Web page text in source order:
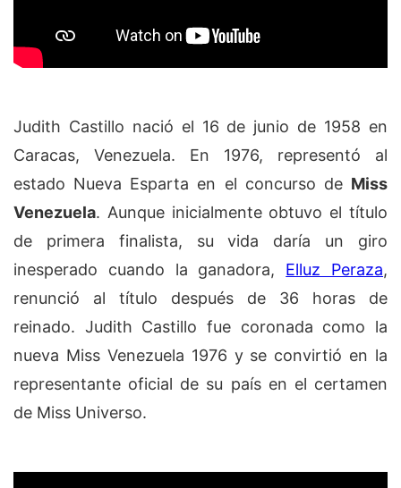
Judith Castillo nació el 16 de junio de 1958 en
Caracas, Venezuela. En 1976, representó al
estado Nueva Esparta en el concurso de Miss
Venezuela. Aunque inicialmente obtuvo el título
de primera finalista, su vida daría un giro
inesperado cuando la ganadora, Elluz Peraza,
renunció al título después de 36 horas de
reinado. Judith Castillo fue coronada como la
nueva Miss Venezuela 1976 y se convirtió en la
representante oficial de su país en el certamen
de Miss Universo.